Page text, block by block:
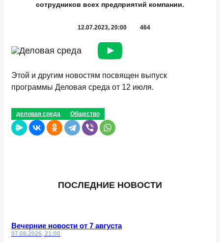
сотрудников всех предприятий компании.
12.07.2023, 20:00 464
Этой и другим новостям посвящен выпуск
программы Деловая среда от 12 июля.
деловая среда Общество
ПОСЛЕДНИЕ НОВОСТИ
Вечерние новости от 7 августа
07.08.2026, 21:00